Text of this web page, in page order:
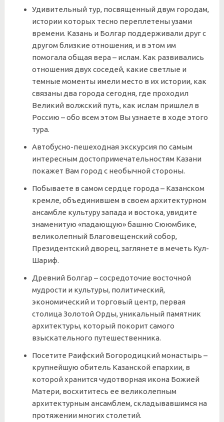
Удивительный тур, посвященный двум городам,
истории которых тесно переплетены узами
времени. Казань и Болгар поддерживали друг с
другом близкие отношения, и в этом им
помогала общая вера – ислам. Как развивались
отношения двух соседей, какие светлые и
темные моменты имели место в их истории, как
связаны два города сегодня, где проходил
Великий волжский путь, как ислам пришлел в
Россию – обо всем этом Вы узнаете в ходе этого
тура.
Автобусно-пешеходная экскурсия по самым
интересным достопримечательностям Казани
покажет Вам город с необычной стороны.
Побываете в самом сердце города – Казанском
кремле, объединившем в своем архитектурном
ансамбле культуру запада и востока, увидите
знаменитую «падающую» башню Сююмбике,
великолепный Благовещенский собор,
Президентский дворец, заглянете в мечеть Кул-
Шариф.
Древний Болгар – сосредоточие восточной
мудрости и культуры, политический,
экономический и торговый центр, первая
столица Золотой Орды, уникальный памятник
архитектуры, который покорит самого
взыскательного путешественника.
Посетите Раифский Богородицкий монастырь –
крупнейшую обитель Казанской епархии, в
которой хранится чудотворная икона Божией
Матери, восхититесь ее великолепным
архитектурным ансамблем, складывавшимся на
протяжении многих столетий.